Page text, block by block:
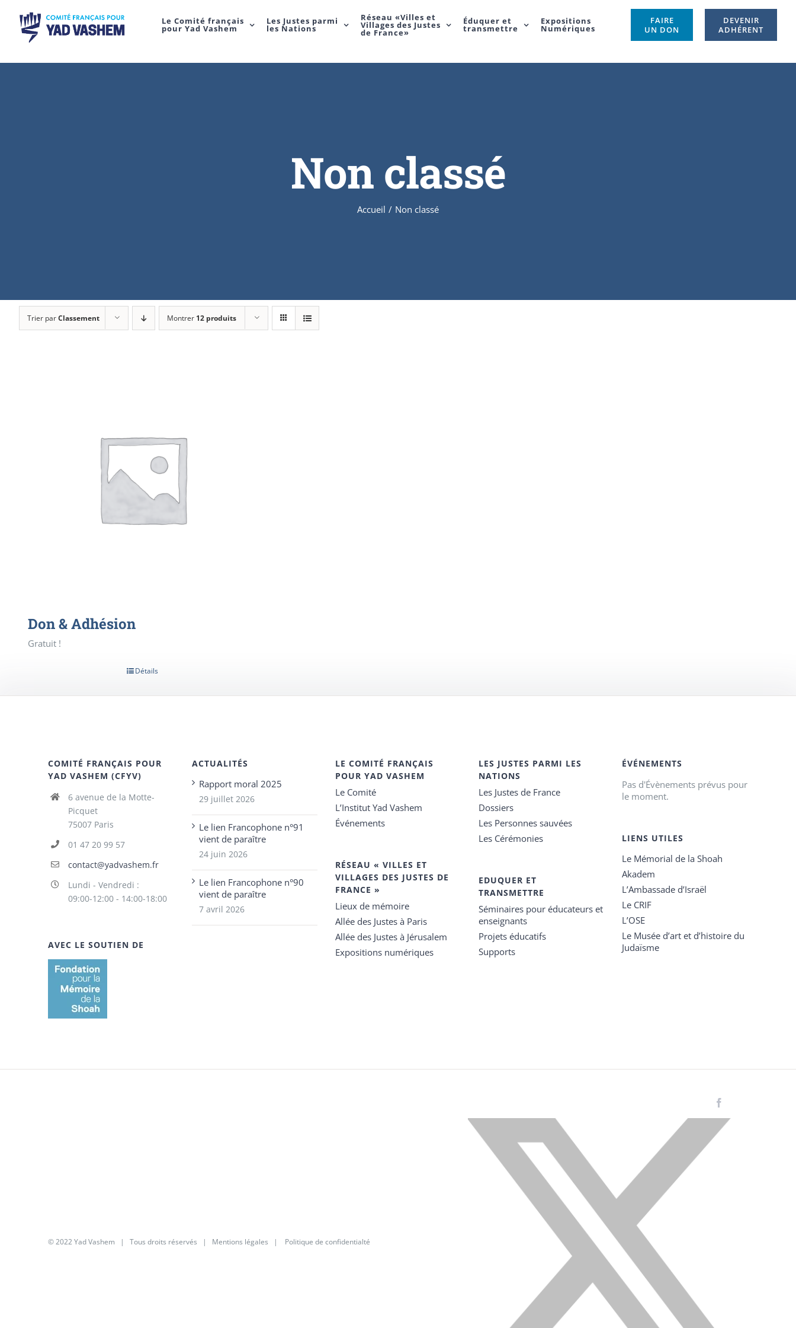
Le Comité français
pour Yad Vashem
Les Justes parmi
les Nations
Réseau «Villes et
Villages des Justes
de France»
Éduquer et
transmettre
Expositions
Numériques
FAIRE
UN DON
DEVENIR
ADHÉRENT
Non classé
Accueil / Non classé
Trier parClassement Montrer 12 produits
Don & Adhésion
Gratuit !
Détails
COMITÉ FRANÇAIS POUR
YAD VASHEM (CFYV)
6 avenue de la Motte-
Picquet
75007 Paris
01 47 20 99 57
contact@yadvashem.fr
Lundi - Vendredi :
09:00-12:00 - 14:00-18:00
AVEC LE SOUTIEN DE
ACTUALITÉS
Rapport moral 2025
29 juillet 2026
Le lien Francophone n°91
vient de paraître
24 juin 2026
Le lien Francophone n°90
vient de paraître
7 avril 2026
LE COMITÉ FRANÇAIS
POUR YAD VASHEM
Le Comité
L’Institut Yad Vashem
Événements
RÉSEAU « VILLES ET
VILLAGES DES JUSTES DE
FRANCE »
Lieux de mémoire
Allée des Justes à Paris
Allée des Justes à Jérusalem
Expositions numériques
LES JUSTES PARMI LES
NATIONS
Les Justes de France
Dossiers
Les Personnes sauvées
Les Cérémonies
EDUQUER ET
TRANSMETTRE
Séminaires pour éducateurs et
enseignants
Projets éducatifs
Supports
ÉVÉNEMENTS
Pas d'Évènements prévus pour
le moment.
LIENS UTILES
Le Mémorial de la Shoah
Akadem
L’Ambassade d’Israël
Le CRIF
L’OSE
Le Musée d’art et d’histoire du
Judaïsme
© 2022 Yad Vashem | Tous droits réservés | Mentions légales | Politique de confidentialté
X